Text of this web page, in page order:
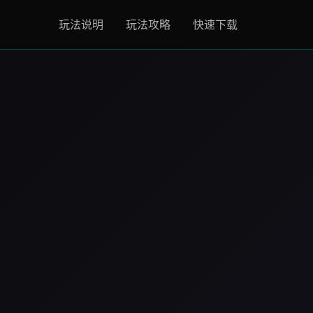
玩法说明 玩法攻略 快速下载